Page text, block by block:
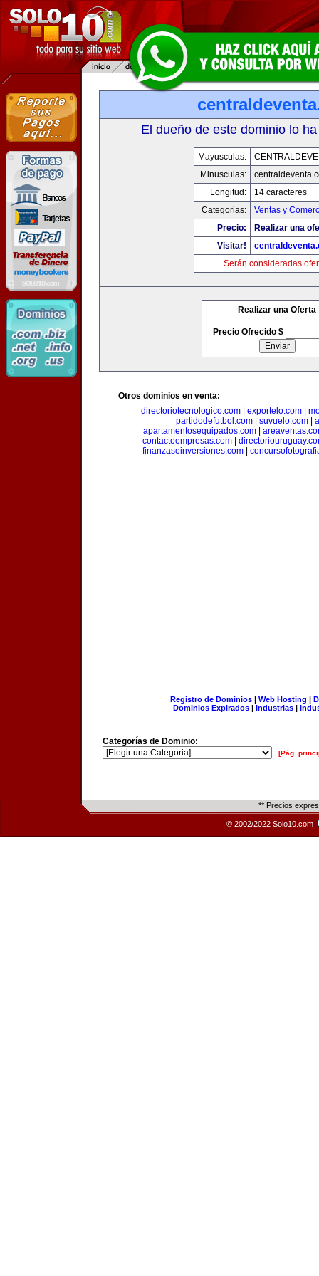
El dueño de este dominio lo
Mayusculas:
Minusculas:
Longitud:
14 caracteres
Categorias:
Ventas y
Precio:
Realizar una
Visitar!
Serán consideradas
Realizar una Oferta
Precio Ofrecido $
Otros dominios en venta:
directoriotecnologico.com
exportelo.com
partidodefutbol.com| suvuelo.com|
apartamentosequipados.com|
contactoempresas.com
finanzaseinversiones.com
Registro de Dominios| Web Hosting |
Dominios Expirados | Industrias |
Categorías de Dominio:
[Pág.
** Precios
© 2002/2022 Solo10.com